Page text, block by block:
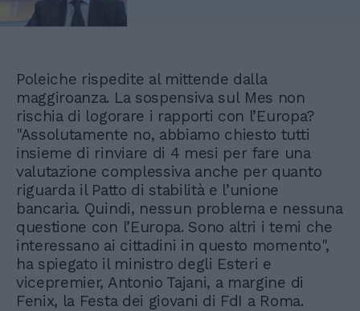
Poleiche rispedite al mittende dalla
maggiroanza. La sospensiva sul Mes non
rischia di logorare i rapporti con l’Europa?
"Assolutamente no, abbiamo chiesto tutti
insieme di rinviare di 4 mesi per fare una
valutazione complessiva anche per quanto
riguarda il Patto di stabilità e l’unione
bancaria. Quindi, nessun problema e nessuna
questione con l’Europa. Sono altri i temi che
interessano ai cittadini in questo momento",
ha spiegato il ministro degli Esteri e
vicepremier, Antonio Tajani, a margine di
Fenix, la Festa dei giovani di FdI a Roma.